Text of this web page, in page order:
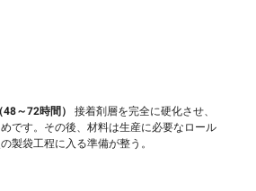
～72時間） 接着剤層を完全に硬化させ、
です。その後、材料は生産に必要なロール
製袋工程に入る準備が整う。